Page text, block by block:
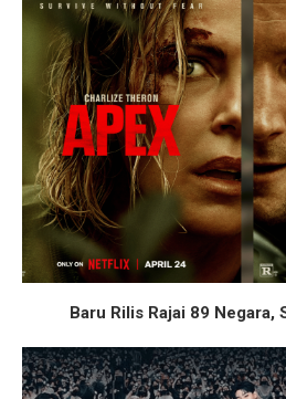
Baru Rilis Rajai 89 Negara,